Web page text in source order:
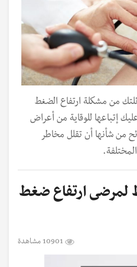
من مشكلة ارتفاع الضغط
إتباعها للوقاية من أعراض
من شأنها أن تقلل مخاطر
لمرضى ارتفاع ضغط
10901 مشاهدة